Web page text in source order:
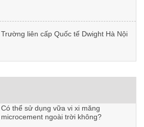
Trường liên cấp Quốc tế Dwight Hà Nội
So sánh microcement với gạch -
Microcement có tốt hơn gạch lát
microcement ngoài trời không?